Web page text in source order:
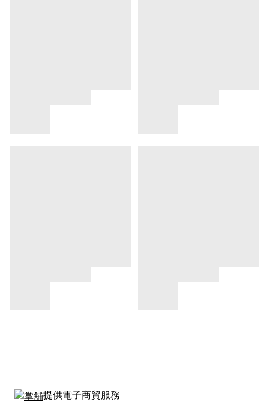
提供電子商貿服務